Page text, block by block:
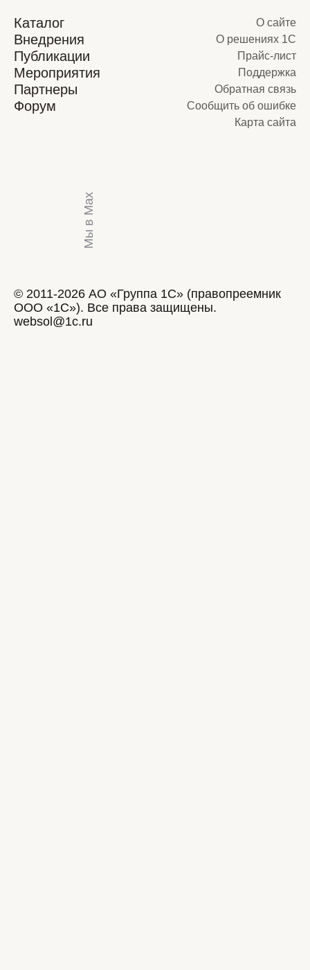
Каталог
Внедрения
Публикации
Мероприятия
Партнеры
Форум
О сайте
О решениях 1С
Прайс-лист
Поддержка
Обратная связь
Сообщить об ошибке
Карта сайта
Мы в Max
© 2011-2026 АО «Группа 1С» (правопреемник
ООО «1С»). Все права защищены.
websol@1c.ru